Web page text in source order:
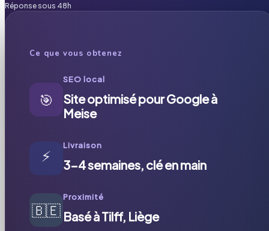
Réponse sous 48h
Ce que vous obtenez
🎯
SEO local
Site optimisé pour Google à
Meise
⚡
Livraison
3-4 semaines, clé en main
🇧🇪
Proximité
Basé à Tilff, Liège